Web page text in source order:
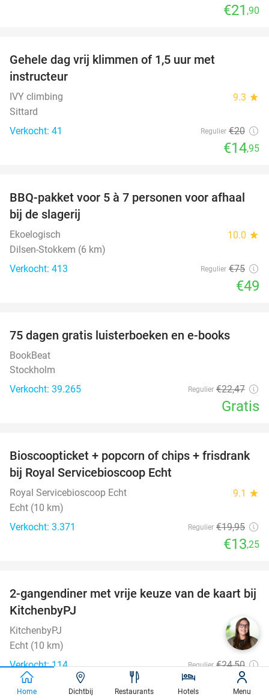
€21 ,90
Gehele dag vrij klimmen of 1,5 uur met
instructeur
IVY climbing 9.3 star
Sittard
Verkocht: 41
Regulier €20
€14,95
35%
BBQ-pakket voor 5 à 7 personen voor afhaal
bij de slagerij
Ekoelogisch 10.0 star
Dilsen-Stokkem (6 km)
Verkocht: 413
Regulier €75
€49
75 dagen gratis luisterboeken en e-books
BookBeat
Stockholm
Verkocht: 39.265
Regulier €22,47
Gratis
34%
Bioscoopticket + popcorn of chips + frisdrank
bij Royal Servicebioscoop Echt
Royal Servicebioscoop Echt 9.1 star
Echt (10 km)
Verkocht: 3.371
Regulier €19,95
€13,25
23%
2-gangendiner met vrije keuze van de kaart bij
KitchenbyPJ
KitchenbyPJ 9.0star
Echt (10 km)
Verkocht: 114
Regulier €24,50
€18
Home Dichtbij Restaurants Hotels Menu